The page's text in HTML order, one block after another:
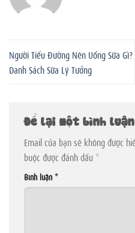
Người Tiểu Đường Nên Uống Sữa Gì?
Danh Sách Sữa Lý Tưởng
Để lại một bình luận
Email của bạn sẽ không được
buộc được đánh dấu *
Bình luận *